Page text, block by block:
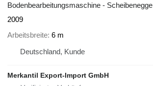
Bodenbearbeitungsmaschine - Scheibenegge
2009
Arbeitsbreite 6 m
Deutschland, Kunde
Merkantil Export-Import GmbH